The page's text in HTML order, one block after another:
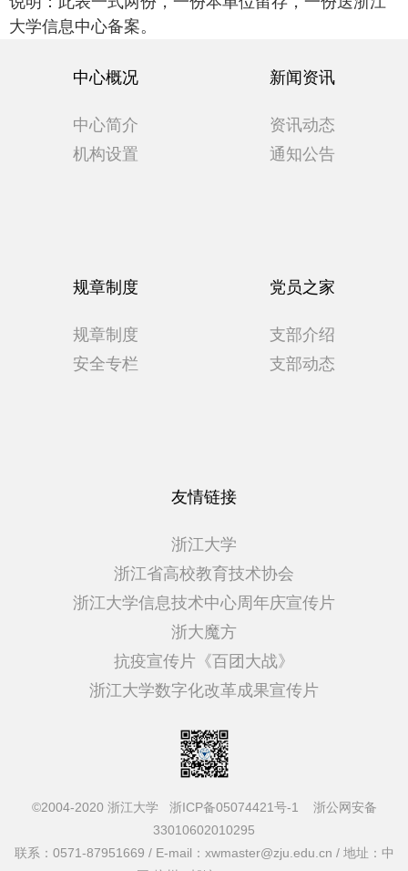
大学信息中心备案。
中心概况
中心简介
机构设置
新闻资讯
资讯动态
通知公告
规章制度
规章制度
安全专栏
党员之家
支部介绍
支部动态
友情链接
浙江大学
浙江省高校教育技术协会
浙江大学信息技术中心周年庆宣传片
浙大魔方
抗疫宣传片《百团大战》
浙江大学数字化改革成果宣传片
©2004-2020 浙江大学 浙ICP备05074421号-1
浙公网安备
33010602010295
联系：0571-87951669 / E-mail：xwmaster@zju.edu.cn / 地址：中